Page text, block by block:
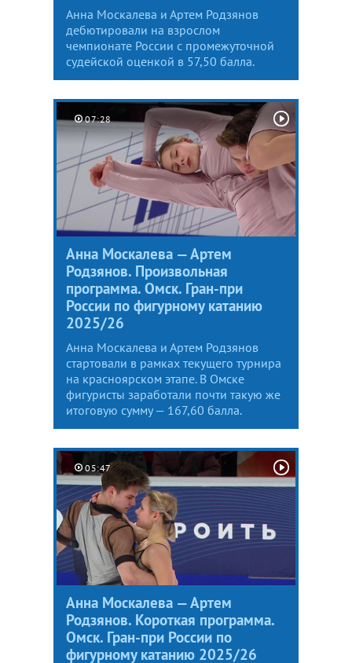
Анна Москалева и Артем Родзянов
дебютировали на взрослом
чемпионате России с промежуточной
судейской оценкой в 57,50 балла.
07:28
Анна Москалева — Артем
Родзянов. Произвольная
программа. Омск. Гран-при
России по фигурному катанию
2025/26
Анна Москалева и Артем Родзянов
стартовали в рамках текущего турнира
на красноярском этапе. В Омске
фигуристы заработали почти такую же
итоговую сумму — 167,60 балла.
05:47
Анна Москалева — Артем
Родзянов. Короткая программа.
Омск. Гран-при России по
фигурному катанию 2025/26